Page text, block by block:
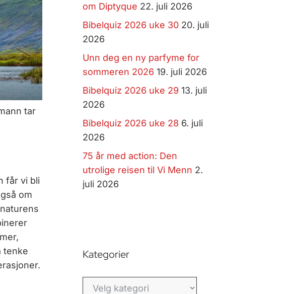
tar
får vi bli
om
tenke
om Diptyque 22. juli 2026
Bibelquiz 2026 uke 30 20. juli
2026
Unn deg en ny parfyme for
sommeren 2026 19. juli 2026
Bibelquiz 2026 uke 29 13. juli
2026
Bibelquiz 2026 uke 28 6. juli
2026
75 år med action: Den
utrolige reisen til Vi Menn 2.
juli 2026
Kategorier
Kategorier